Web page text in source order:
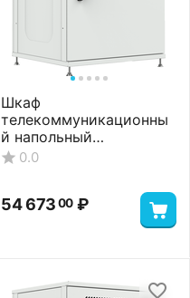
Шкаф
телекоммуникационны
й напольный
ШТНП-22U-800-800-М-
0.0
54 67300 ₽